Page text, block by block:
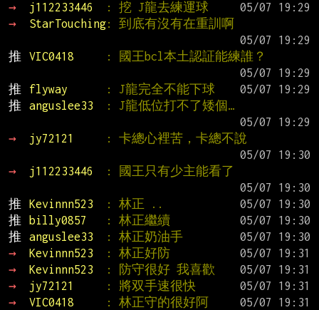
→
j112233446 : 挖 J龍去練運球
→
StarTouching: 到底有沒有在重訓啊
推
VIC0418
: 國王bcl本土認証能練誰？
推
flyway : J龍完全不能下球
推
anguslee33
: J龍低位打不了矮個…
→
jy72121
: 卡總心裡苦，卡總不說
→
j112233446
: 國王只有少主能看了
推
Kevinnn523 : 林正 ..
推
billy0857 : 林正繼續
推
anguslee33 : 林正奶油手
→
Kevinnn523 : 林正好防
→
Kevinnn523 : 防守很好 我喜歡
→
jy72121 : 將双手速很快
→
VIC0418 : 林正守的很好阿